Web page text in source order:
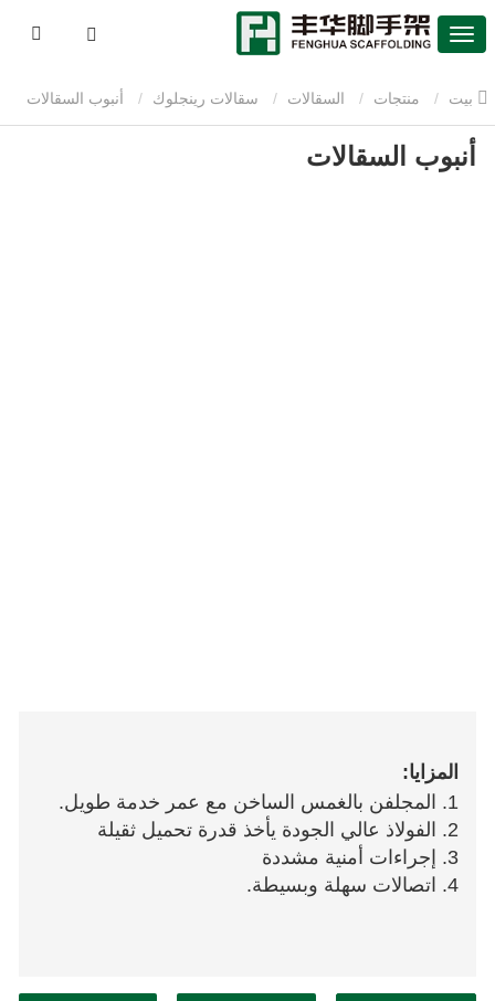
منتجات السقالات سقالات رينجلوك
أنبوب السقالات
المزايا:
1. المجلفن بالغمس الساخن مع عمر خدمة طويل.
2. الفولاذ عالي الجودة يأخذ قدرة تحميل ثقيلة
3. إجراءات أمنية مشددة
4. اتصالات سهلة وبسيطة.